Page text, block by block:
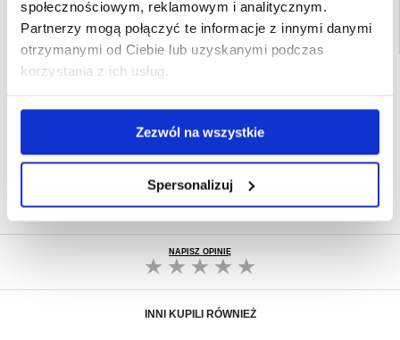
społecznościowym, reklamowym i analitycznym.
Partnerzy mogą połączyć te informacje z innymi danymi
otrzymanymi od Ciebie lub uzyskanymi podczas
korzystania z ich usług.
Zezwól na wszystkie
Spersonalizuj
SZYBKA DOSTAWA
7% ZNIŻKI
OBSŁUGA TELEFONICZNA
PONAD 8 000 000 ZADOWOLONYCH
KLIENTÓW
NAPISZ OPINIĘ
INNI KUPILI RÓWNIEŻ